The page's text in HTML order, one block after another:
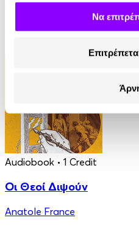
Να
Ο Τελευταίος των
James Fenimore Cooper
Audiobook • 1 Credit
Οι Θεοί Διψούν
Anatole France